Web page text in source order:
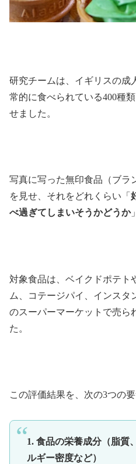
研究チームは、イギリスの成
常的に食べられている400種
せました。
写真に写った無印食品（ブラ
を見せ、それをどれくらい「
べ過ぎてしまいそうかどうか
対象食品は、ベイクドポテト
ム、コテージパイ、インスタ
のスーパーマーケットで売ら
た。
この評価結果を、次の3つの
1. 食品の栄養成分（脂質
ルギー密度など）